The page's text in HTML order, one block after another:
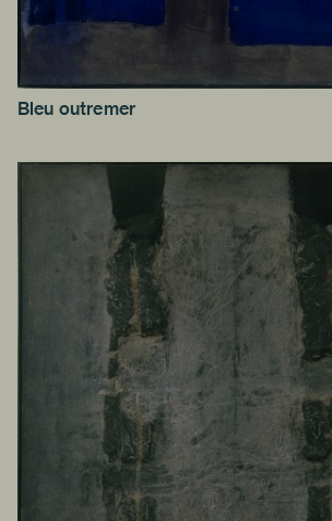
Bleu outremer